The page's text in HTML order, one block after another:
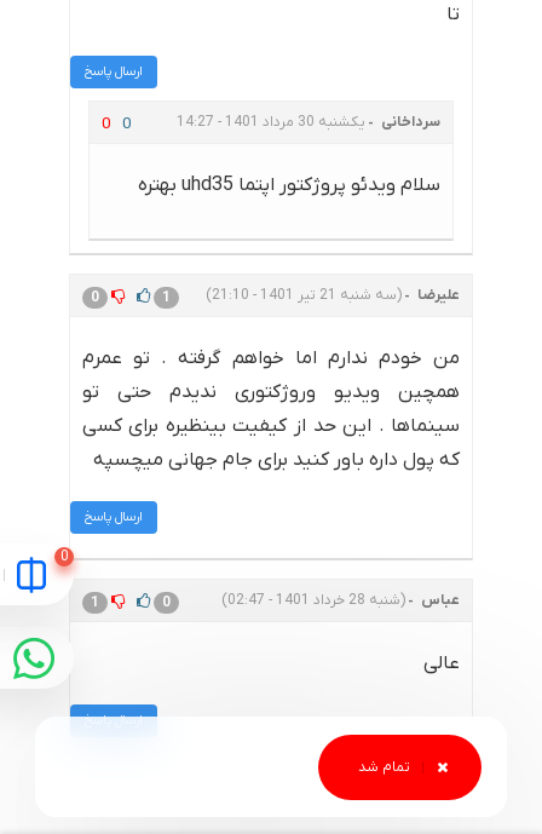
تا
ارسال پاسخ
سرداخانی یکشنبه 30 مرداد 1401 - 14:27 0 0
سلام ویدئو پروژکتور اپتما uhd35 بهتره
علیرضا (سه شنبه 21 تیر 1401 - 21:10) 0 1
من خودم ندارم اما خواهم گرفته . تو عمرم
همچین ویدیو وروژکتوری ندیدم حتی تو
سینماها . این حد از کیفیت بینظیره برای کسی
که پول داره باور کنید برای جام جهانی میچسپه
ارسال پاسخ
عباس (شنبه 28 خرداد 1401 - 02:47) 1 0
عالی
ارسال پاسخ
صائب کفایتی (دوشنبه 22 آذر 1400 - 15:17)